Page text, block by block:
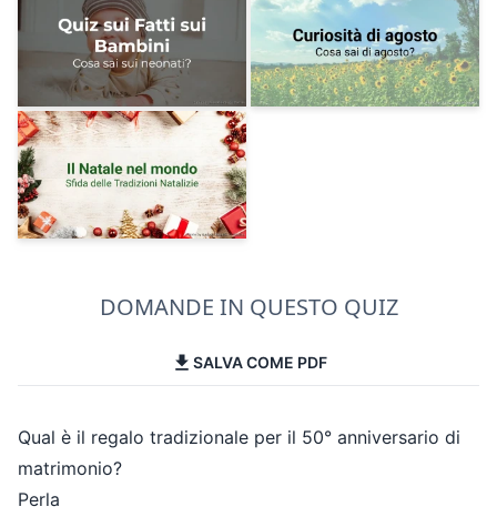
DOMANDE IN QUESTO QUIZ
SALVA COME PDF
Qual è il regalo tradizionale per il 50° anniversario di
matrimonio?
Perla